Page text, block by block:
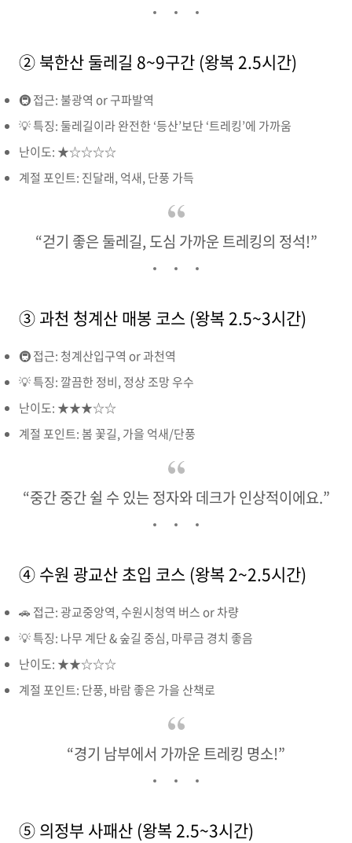
② 북한산 둘레길 8~9구간 (왕복 2.5시간)
🚇 접근: 불광역 or 구파발역
💡 특징: 둘레길이라 완전한 ‘등산’보단 ‘트레킹’에 가까움
난이도: ★☆☆☆☆
계절 포인트: 진달래, 억새, 단풍 가득
“걷기 좋은 둘레길, 도심 가까운 트레킹의 정석!”
③ 과천 청계산 매봉 코스 (왕복 2.5~3시간)
🚇 접근: 청계산입구역 or 과천역
💡 특징: 깔끔한 정비, 정상 조망 우수
난이도: ★★★☆☆
계절 포인트: 봄 꽃길, 가을 억새/단풍
“중간 중간 쉴 수 있는 정자와 데크가 인상적이에요.”
④ 수원 광교산 초입 코스 (왕복 2~2.5시간)
🚗 접근: 광교중앙역, 수원시청역 버스 or 차량
💡 특징: 나무 계단 & 숲길 중심, 마루금 경치 좋음
난이도: ★★☆☆☆
계절 포인트: 단풍, 바람 좋은 가을 산책로
“경기 남부에서 가까운 트레킹 명소!”
⑤ 의정부 사패산 (왕복 2.5~3시간)